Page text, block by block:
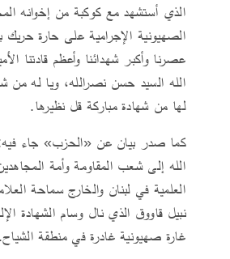
الذي أستشهد مع كوكبة من إخوانه
الصهيونية الإجرامية على حارة
عصرنا وأكبر شهدائنا وأعظم قادتنا
الله السيد حسن نصرالله، ويا له
لها من شهادة مباركة قل نظيرها.
كما صدر بيان عن «الحزب» جاء
الله إلى شعب المقاومة وأمة
العلمية في لبنان والخارج سماحة
نبيل قاووق الذي نال وسام الشهادة
غارة صهيونية غادرة في منطقة الشياح.